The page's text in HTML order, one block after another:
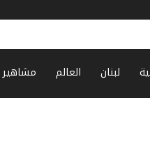
لبنان العالم مشاهير